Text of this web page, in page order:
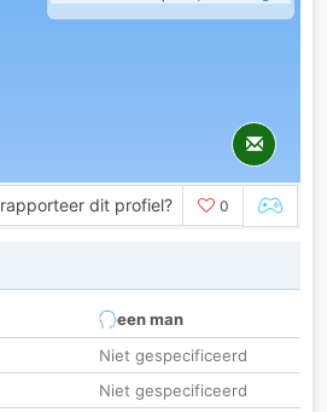
rapporteer dit profiel? 0
een man
Niet gespecificeerd
Niet gespecificeerd